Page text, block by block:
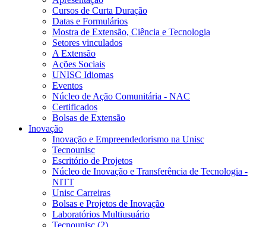
Cursos de Curta Duração
Datas e Formulários
Mostra de Extensão, Ciência e Tecnologia
Setores vinculados
A Extensão
Ações Sociais
UNISC Idiomas
Eventos
Núcleo de Ação Comunitária - NAC
Certificados
Bolsas de Extensão
Inovação
Inovação e Empreendedorismo na Unisc
Tecnounisc
Escritório de Projetos
Núcleo de Inovação e Transferência de Tecnologia -
NITT
Unisc Carreiras
Bolsas e Projetos de Inovação
Laboratórios Multiusuário
Tecnounisc (2)